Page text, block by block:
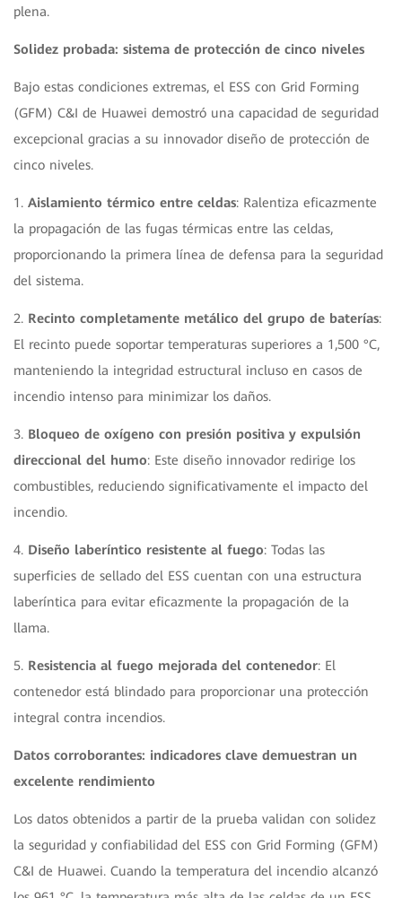
plena.
Solidez probada: sistema de protección de cinco niveles
Bajo estas condiciones extremas, el ESS con Grid Forming
(GFM) C&I de Huawei demostró una capacidad de seguridad
excepcional gracias a su innovador diseño de protección de
cinco niveles.
1. Aislamiento térmico entre celdas: Ralentiza eficazmente
la propagación de las fugas térmicas entre las celdas,
proporcionando la primera línea de defensa para la seguridad
del sistema.
2. Recinto completamente metálico del grupo de baterías:
El recinto puede soportar temperaturas superiores a 1,500 °C,
manteniendo la integridad estructural incluso en casos de
incendio intenso para minimizar los daños.
3. Bloqueo de oxígeno con presión positiva y expulsión
direccional del humo: Este diseño innovador redirige los
combustibles, reduciendo significativamente el impacto del
incendio.
4. Diseño laberíntico resistente al fuego: Todas las
superficies de sellado del ESS cuentan con una estructura
laberíntica para evitar eficazmente la propagación de la
llama.
5. Resistencia al fuego mejorada del contenedor: El
contenedor está blindado para proporcionar una protección
integral contra incendios.
Datos corroborantes: indicadores clave demuestran un
excelente rendimiento
Los datos obtenidos a partir de la prueba validan con solidez
la seguridad y confiabilidad del ESS con Grid Forming (GFM)
C&I de Huawei. Cuando la temperatura del incendio alcanzó